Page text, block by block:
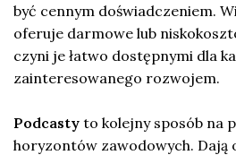
być cennym doświadczeniem.
oferuje darmowe lub
czyni je łatwo dostępnymi dla
zainteresowanego rozwojem.
Podcasty to kolejny sposób na
horyzontów zawodowych. Dają